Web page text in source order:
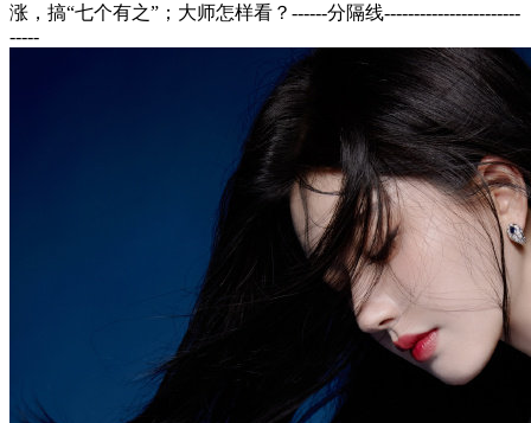
涨，搞“七个有之”；大师怎样看？------分隔线-----------------------
-----